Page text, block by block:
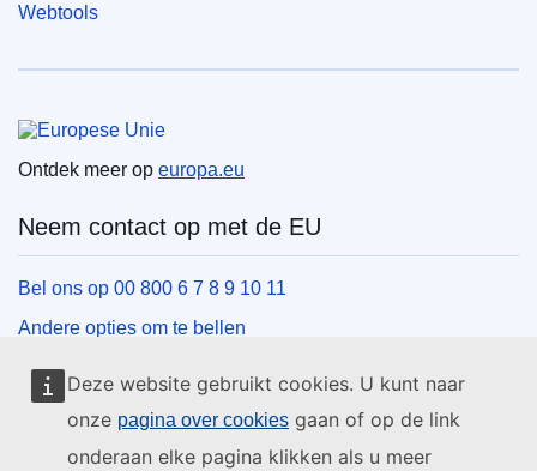
Deze website gebruikt cookies. U kunt naar
onze pagina over cookies gaan of op de link
onderaan elke pagina klikken als u meer
Webtools
Ontdek meer op europa.eu
Neem contact op met de EU
Bel ons op 00 800 6 7 8 9 10 11
Andere opties om te bellen
Schrijf ons via het contactformulier
Ontmoet ons in een van de EU-centra